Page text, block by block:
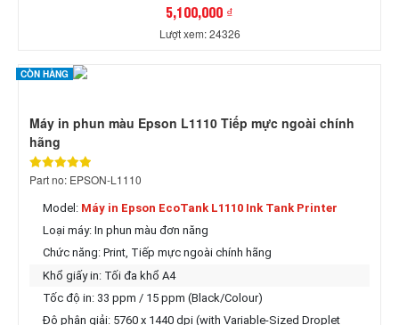
5,100,000 ₫
Lượt xem: 24326
CÒN HÀNG
Máy in phun màu Epson L1110 Tiếp mực ngoài chính
hãng
Part no: EPSON-L1110
Model: Máy in Epson EcoTank L1110 Ink Tank Printer
Loại máy: In phun màu đơn năng
Chức năng: Print, Tiếp mực ngoài chính hãng
Khổ giấy in: Tối đa khổ A4
Tốc độ in: 33 ppm / 15 ppm (Black/Colour)
Độ phân giải: 5760 x 1440 dpi (with Variable-Sized Droplet